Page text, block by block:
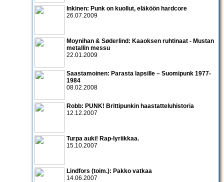
Inkinen: Punk on kuollut, eläköön hardcore
26.07.2009
Moynihan & Søderlind: Kaaoksen ruhtinaat - Mustan
metallin messu
22.01.2009
Saastamoinen: Parasta lapsille – Suomipunk 1977-
1984
08.02.2008
Robb: PUNK! Brittipunkin haastatteluhistoria
12.12.2007
Turpa auki! Rap-lyriikkaa.
15.10.2007
Lindfors (toim.): Pakko vatkaa
14.06.2007